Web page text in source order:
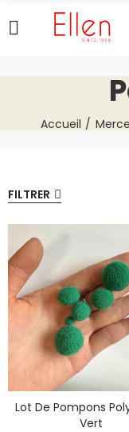
Accueil
FILTRER
Lot De Pompons
Vert